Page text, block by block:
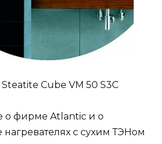
Cube VM 50 S3C
о фирме Atlantic и о
с сухим ТЭНом